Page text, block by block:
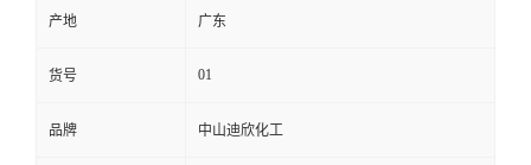
式
在
线
产地 广东
货号 01
品牌 中山迪欣化工